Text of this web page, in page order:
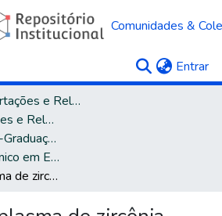
Comunidades &
Entrar
Teses, Dissertações e Relatórios
Teses, Dissertações e Relatórios defendidos na UCS
Programa de Pós-Graduação em Engenharia e Ciência dos Materiais
Mestrado Acadêmico em Engenharia e Ciência dos Materiais
Nitretação a plasma de zircônia parcialmente estabilizada